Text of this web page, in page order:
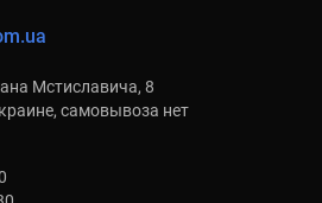
Мстиславича, 8
самовывоза нет